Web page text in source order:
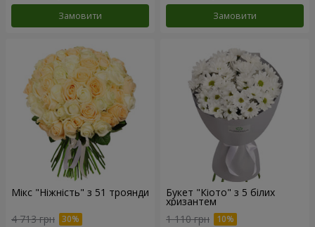
Замовити Замовити
Мікс "Ніжність" з 51 троянди
4 713 грн
Букет "Кіото" з 5 білих
хризантем
1 110 грн